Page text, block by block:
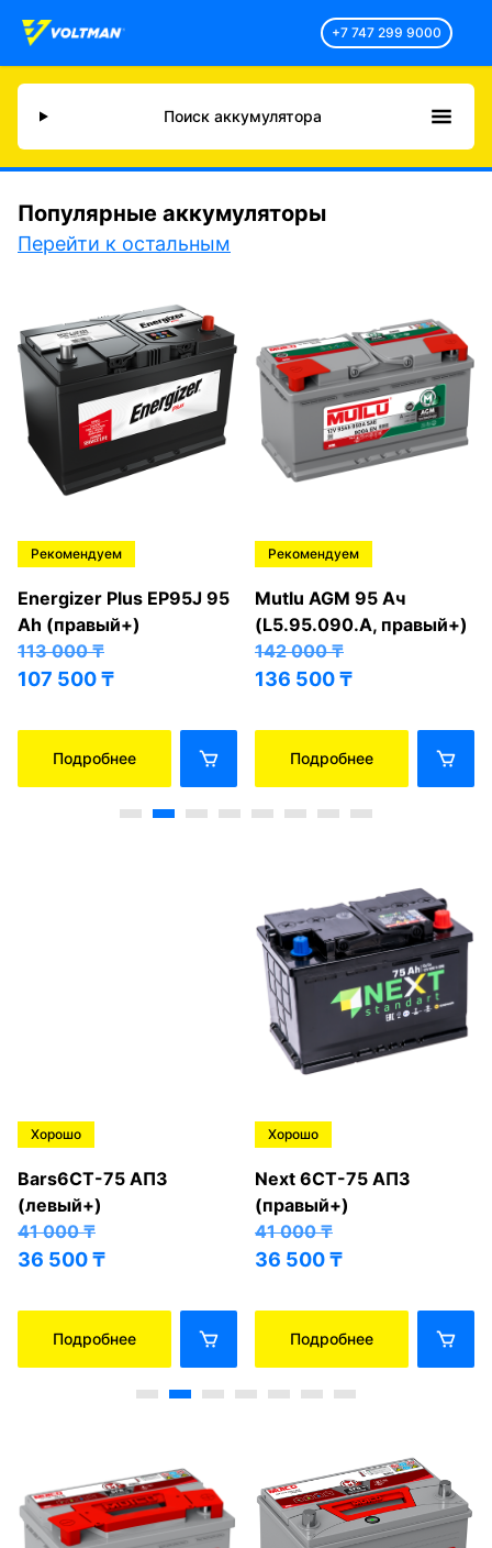
+7 747 299 9000
Поиск аккумулятора
Популярные аккумуляторы
Перейти к остальным
Рекомендуем
Energizer Plus EP95J 95
Ah (правый+)
113 000₸
107 500₸
Подробнее
Рекомендуем
Mutlu AGM 95 Ач
(L5.95.090.A, правый+)
142 000₸
136 500₸
Подробнее
Хорошо
Bars6СТ-75 АПЗ
(левый+)
41 000₸
36 500₸
Подробнее
Хорошо
Next 6СТ-75 АПЗ
(правый+)
41 000₸
36 500₸
Подробнее